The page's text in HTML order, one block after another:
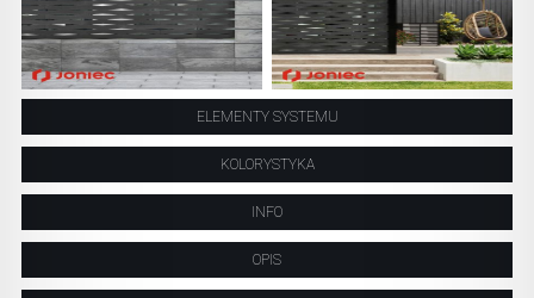
ELEMENTY SYSTEMU
KOLORYSTYKA
INFO
OPIS